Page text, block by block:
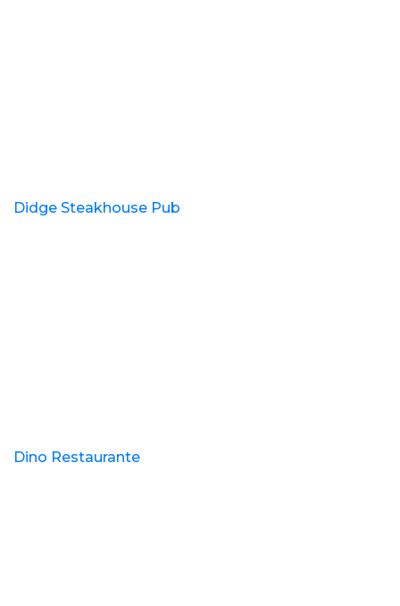
Didge Steakhouse Pub
Dino Restaurante